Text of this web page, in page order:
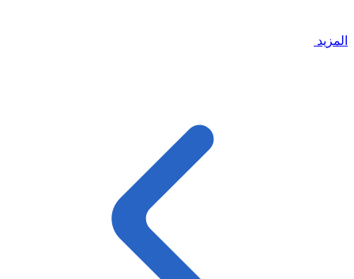
المزيد